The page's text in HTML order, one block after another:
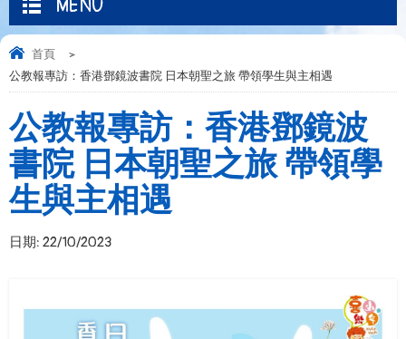
MENU
首頁
>
公教報專訪：香港鄧鏡波書院 日本朝聖之旅 帶領學生與主相遇
公教報專訪：香港鄧鏡波
書院 日本朝聖之旅 帶領學
生與主相遇
日期: 22/10/2023